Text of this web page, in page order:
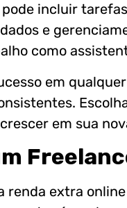
pode incluir
e
como
em
em sua
renda extra